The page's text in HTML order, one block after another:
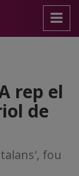
rep el
de
fou